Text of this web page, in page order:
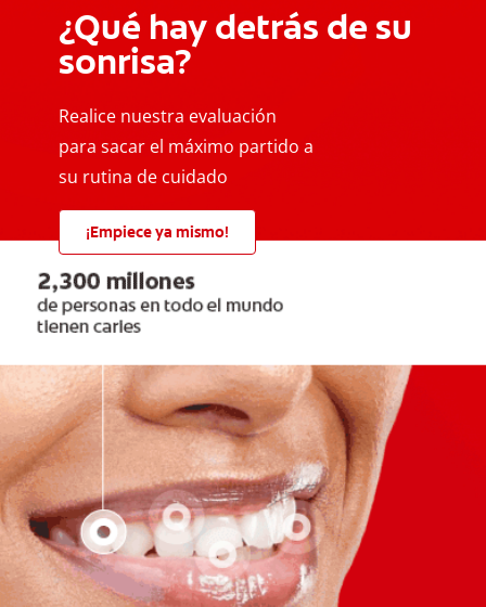
¿Qué hay detrás de su
sonrisa?
Realice nuestra evaluación
para sacar el máximo partido a
su rutina de cuidado
¡Empiece ya mismo!